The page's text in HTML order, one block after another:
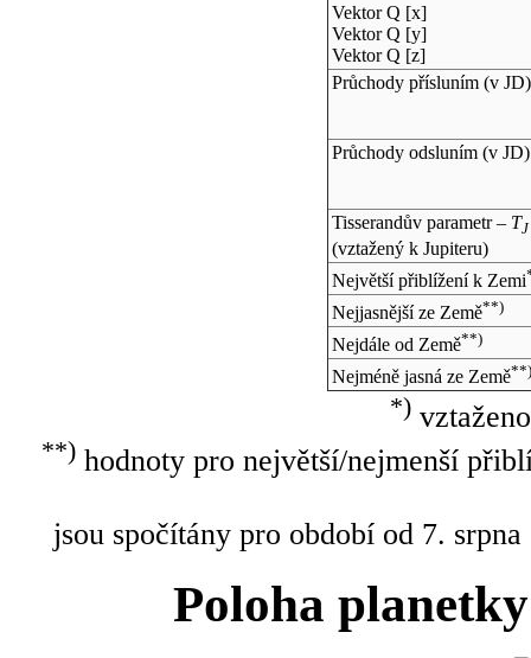
Vektor Q [x]
Vektor Q [y]
Vektor Q [z]
Průchody přísluním (v JD)
Průchody odsluním (v JD)
Tisserandův parametr – TJ
(vztažený k Jupiteru)
Největší přiblížení k Zemi
Nejjasnější ze Země**)
Nejdále od Země**)
Nejméně jasná ze Země**)
*)
**)hodnoty pro největší/nejmenší
jsou spočítány pro období od 7.
Poloha